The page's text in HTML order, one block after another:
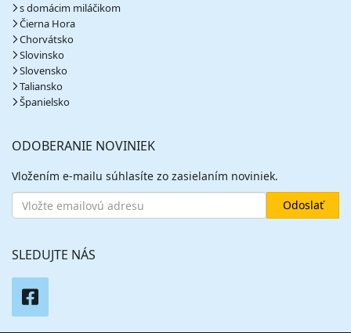
s domácim miláčikom
Čierna Hora
Chorvátsko
Slovinsko
Slovensko
Taliansko
Španielsko
ODOBERANIE NOVINIEK
Vložením e-mailu súhlasíte zo zasielaním noviniek.
SLEDUJTE NÁS